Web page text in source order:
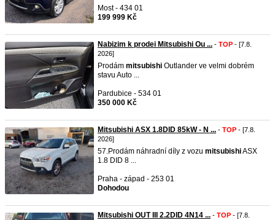
Most - 434 01
199 999 Kč
Nabizim k prodei Mitsubishi Ou ... - TOP - [7.8.
2026]
Prodám mitsubishi Outlander ve velmi dobrém
stavu Auto ...
Pardubice - 534 01
350 000 Kč
Mitsubishi ASX 1.8DID 85kW - N ... - TOP - [7.8.
2026]
57.Prodám náhradní díly z vozu mitsubishiASX
1.8 DID 8 ...
Praha - západ - 253 01
Dohodou
Mitsubishi OUT III 2.2DID 4N14 ... - TOP - [7.8.